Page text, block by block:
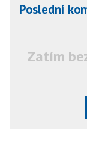
Poslední
Zatím